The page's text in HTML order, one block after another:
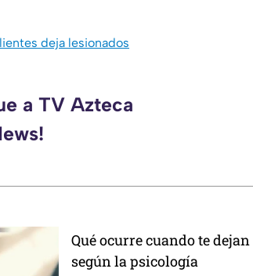
deja lesionados
a TV Azteca
Qué ocurre cuando te
según la psicología